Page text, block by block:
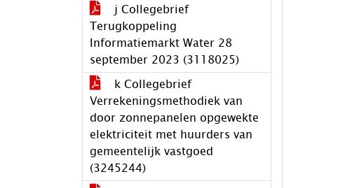
j Collegebrief
Terugkoppeling
Informatiemarkt Water 28
september 2023 (3118025)
k Collegebrief
Verrekeningsmethodiek van
door zonnepanelen opgewekte
elektriciteit met huurders van
gemeentelijk vastgoed
(3245244)